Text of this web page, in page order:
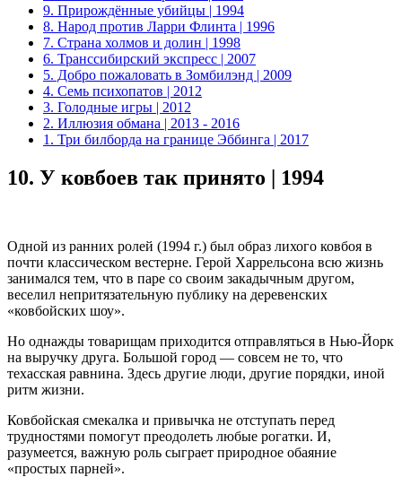
9. Прирождённые убийцы | 1994
8. Народ против Ларри Флинта | 1996
7. Страна холмов и долин | 1998
6. Транссибирский экспресс | 2007
5. Добро пожаловать в Зомбилэнд | 2009
4. Семь психопатов | 2012
3. Голодные игры | 2012
2. Иллюзия обмана | 2013 - 2016
1. Три билборда на границе Эббинга | 2017
10. У ковбоев так принято | 1994
Одной из ранних ролей (1994 г.) был образ лихого ковбоя в
почти классическом вестерне. Герой Харрельсона всю жизнь
занимался тем, что в паре со своим закадычным другом,
веселил непритязательную публику на деревенских
«ковбойских шоу».
Но однажды товарищам приходится отправляться в Нью-Йорк
на выручку друга. Большой город — совсем не то, что
техасская равнина. Здесь другие люди, другие порядки, иной
ритм жизни.
Ковбойская смекалка и привычка не отступать перед
трудностями помогут преодолеть любые рогатки. И,
разумеется, важную роль сыграет природное обаяние
«простых парней».